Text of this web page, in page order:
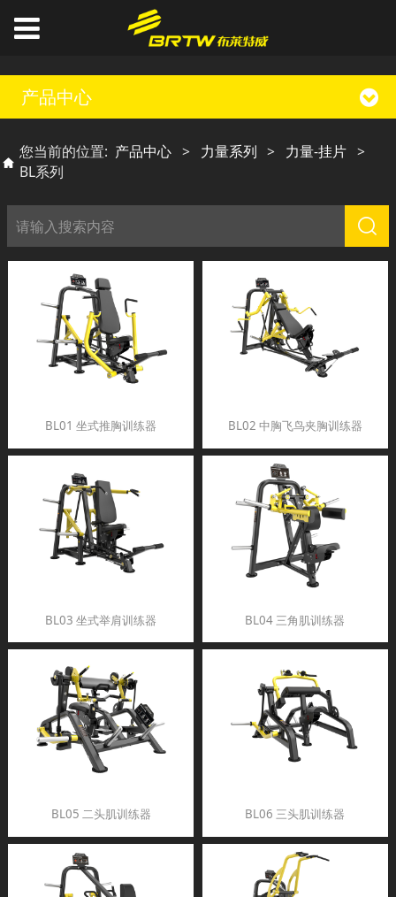
产品中心
您当前的位置: 产品中心 > 力量系列 > 力量-挂片 >
BL系列
BL01 坐式推胸训练器 BL02 中胸飞鸟夹胸训练器
BL03 坐式举肩训练器 BL04 三角肌训练器
BL05 二头肌训练器 BL06 三头肌训练器